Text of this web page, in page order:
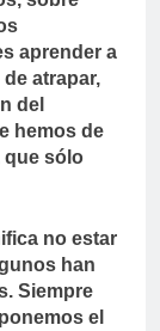
aprender a
atrapar,
del
hemos de
que sólo
no estar
han
Siempre
el